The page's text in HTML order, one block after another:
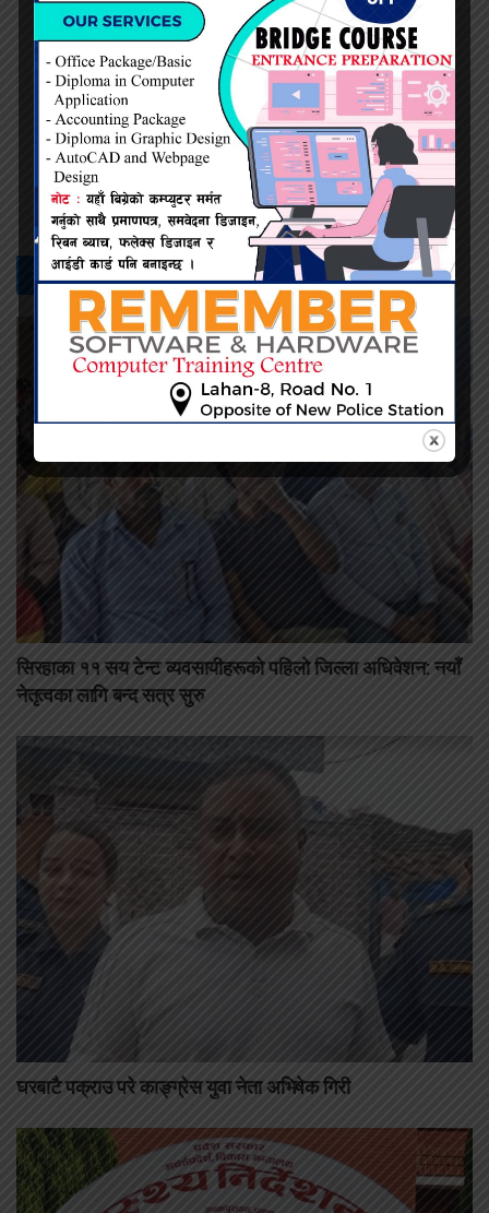
प्रदिप सिंह
सम्बन्धित -समाचार
सिरहाका ११ सय टेन्ट व्यवसायीहरूको पहिलो जिल्ला अधिवेशन: नयाँ
नेतृत्वका लागि बन्द सत्र सुरु
घरबाटै पक्राउ परे काङ्ग्रेस युवा नेता अभिषेक गिरी